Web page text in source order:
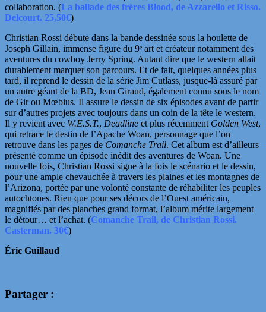
collaboration. (La ballade des frères Blood, de Azzarello et Risso.
Delcourt. 25,50€)
Christian Rossi débute dans la bande dessinée sous la houlette de
Joseph Gillain, immense figure du 9ᵉ art et créateur notamment des
aventures du cowboy Jerry Spring. Autant dire que le western allait
durablement marquer son parcours. Et de fait, quelques années plus
tard, il reprend le dessin de la série Jim Cutlass, jusque-là assuré par
un autre géant de la BD, Jean Giraud, également connu sous le nom
de Gir ou Mœbius. Il assure le dessin de six épisodes avant de partir
sur d’autres projets avec toujours dans un coin de la tête le western.
Il y revient avec W.E.S.T., Deadline et plus récemment Golden West,
qui retrace le destin de l’Apache Woan, personnage que l’on
retrouve dans les pages de Comanche Trail. Cet album est d’ailleurs
présenté comme un épisode inédit des aventures de Woan. Une
nouvelle fois, Christian Rossi signe à la fois le scénario et le dessin,
pour une ample chevauchée à travers les plaines et les montagnes de
l’Arizona, portée par une volonté constante de réhabiliter les peuples
autochtones. Rien que pour ses décors de l’Ouest américain,
magnifiés par des planches grand format, l’album mérite largement
le détour… et l’achat. (Comanche Trail, de Christian Rossi.
Casterman. 30€)
Éric Guillaud
Partager :